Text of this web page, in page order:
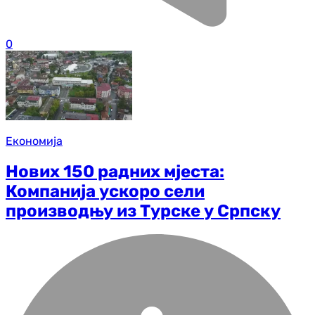
0
Економија
Нових 150 радних мјеста:
Компанија ускоро сели
производњу из Турске у Српску